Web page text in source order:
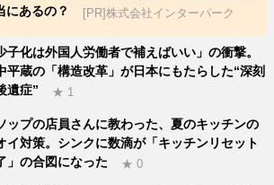
にあるの？
[PR]株式会社インターパーク
子化は外国人労働者で補えばいい」の衝撃。
平蔵の「構造改革」が日本にもたらした“深刻
遺症”
★ 1
ップの店員さんに教わった、夏のキッチンの
イ対策。シンクに数滴が「キッチンリセット
」の合図になった
★ 0